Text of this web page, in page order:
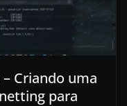
Criando uma
para